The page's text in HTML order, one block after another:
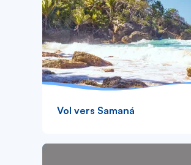
Vol vers Samaná